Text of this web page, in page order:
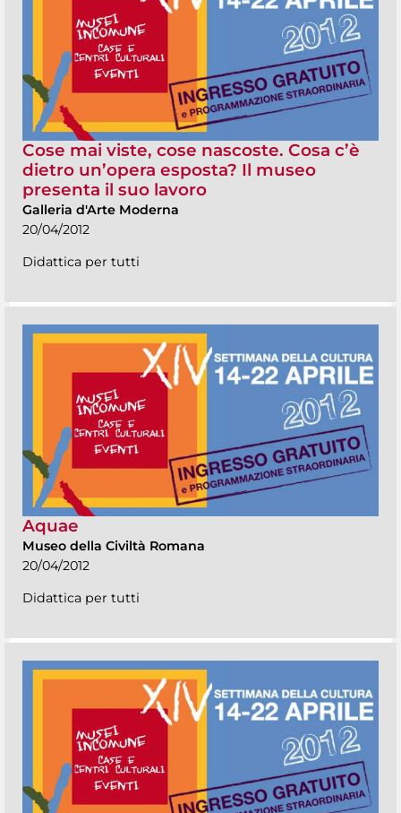
Cose mai viste, cose nascoste. Cosa c’è
dietro un’opera esposta? Il museo
presenta il suo lavoro
Galleria d'Arte Moderna
20/04/2012
Didattica per tutti
Aquae
Museo della Civiltà Romana
20/04/2012
Didattica per tutti